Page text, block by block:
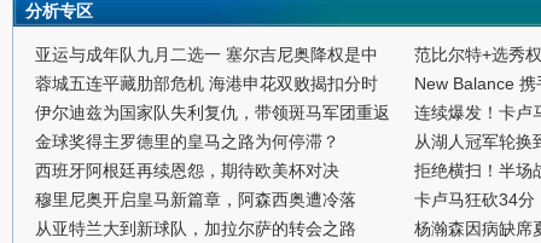
分析专区
亚运与成年队九月二选一 塞尔吉尼奥降权是中
蓉城五连平藏肋部危机 海港申花双败揭扣分时
伊尔迪兹为国家队失利复仇，带领斑马军团重返
金球奖得主罗德里的皇马之路为何停滞？
西班牙阿根廷再续恩怨，期待欧美杯对决
穆里尼奥开启皇马新篇章，阿森西奥遭冷落
从亚特兰大到新球队，加拉尔萨的转会之路
范比尔特+选秀
New Balance
连续爆发！卡卢
从湖人冠军轮换
拒绝横扫！半场
卡卢马狂砍34分
杨瀚森因病缺席